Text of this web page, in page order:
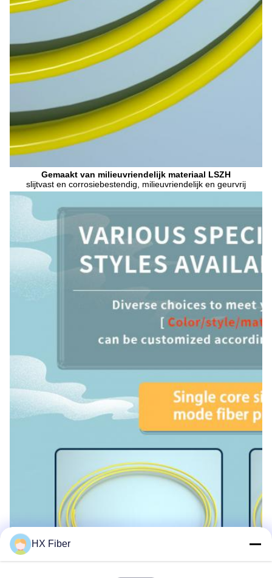
Gemaakt van milieuvriendelijk materiaal LSZH
slijtvast en corrosiebestendig, milieuvriendelijk en geurvrij
HX Fiber